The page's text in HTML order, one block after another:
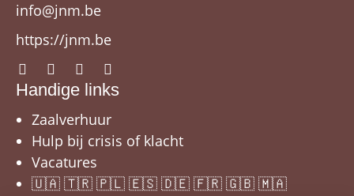
info@jnm.be
https://jnm.be
Handige links
Zaalverhuur
Hulp bij crisis of klacht
Vacatures
🇺🇦 🇹🇷 🇵🇱 🇪🇸 🇩🇪 🇫🇷 🇬🇧 🇲🇦